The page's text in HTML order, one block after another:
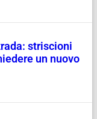
striscioni
un nuovo